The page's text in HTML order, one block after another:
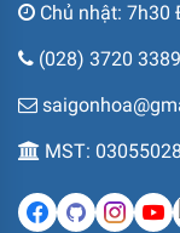
Chủ nhật: 7h30
(028) 3720 3389
MST: